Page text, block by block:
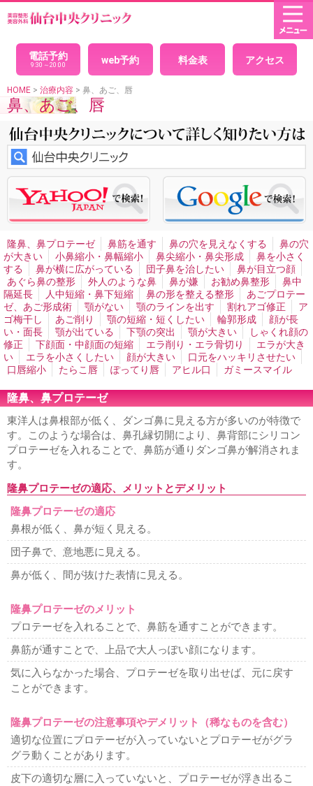
HOME
× 閉じる
パッチリ目デカ目二重
二重埋没法
腫れない二重 埋没法の経過
腫れないパッチ
リ目
印象を変えないで綺麗になりたい、クイック二重
自
然な二重
黒目整形
の戻らない二重
い
二重全切開法
二重左右差修正
平行二重 末広二重
セクシー二重ネコ目
整形
二重の幅を広げたい
まつ毛の生え際が見える二重
アイプチかぶれ
顔面の非対称・バランス
男性二重切開法
イケメン二重
目尻切開
切れ長の目 目の横幅を広げる 眼瞼下垂
切ら
ない眼瞼下垂
目つき矯正 眼瞼下垂による左右差
ハード
コンタクトによる眼瞼下垂
腫れない眼瞼下垂
重症眼瞼下
上まぶたのたるみとり
目の下のシワたるみ取りクマ消
膨らみ取り
切らないタルミ取り手術 離れ目
幼く見える
顔の整形
魅力的な目元整形 目と眉を近づける
くぼみ目
治療
プチ整形
目の下ヒアルロン酸注入
目の周りのシワ
涙袋形成、涙堂
形成
法令線ヒアルロン酸注入 口周りのシワ取り
口角ヒ
アルロン酸注入
上唇のシワ取りヒアルロン酸注入
エラ小
顔注射
小顔になりたい 鼻ヒアルロン酸注入
男性の隆鼻
ヒアルロン酸
顎ヒアルロン酸注入
ホホの窪みヒアルロン
酸注入
男性シワ取り 歯茎が見える
鼻、あご、唇
隆鼻、鼻プロテーゼ
鼻筋を通す
鼻の穴を見えなくする
鼻の穴が大きい
小鼻縮小・鼻幅縮小
鼻尖縮小・鼻尖形成
鼻を小さくする
鼻が横に広がっている
団子鼻を治したい
鼻が目立つ顔
あぐら鼻の整形 外人のような鼻
鼻が嫌
ラインを出す
割れアゴ修正 アゴ梅干し
短縮・短くしたい
輪郭形成 顔が長い・面長
顎が出てい
る
下顎の突出 顎が大きい
中顔面の短縮
エラ削り・エラ骨切り
を小さくしたい
顔が大きい
唇縮小
たらこ唇 ぽってり唇
若返り
消したい
顔のたるみ
脂肪吸引
顔、首の脂肪吸引
ホホ、アゴの脂肪吸引
顔のラインをシ
ャープに
顔痩せ・顔太り 二重顎を治したい
二の腕の脂
肪吸引
耳の美容整形
難易度の高い美容整形
カミングアウト整形
可愛くなりたい
綺麗になりたい
お任せ美容整形
整形シンデレラ 美人になりたい
電話予約
9:30～20:00 web予約 料金表 アクセス
HOME > 治療内容 > 鼻、あご、唇
鼻、あご、唇
隆鼻、鼻プロテーゼ 鼻筋を通す 鼻の穴を見えなくする
鼻の穴
が大きい
小鼻縮小・鼻幅縮小 鼻尖縮小・鼻尖形成
鼻を小さく
する
鼻が横に広がっている 団子鼻を治したい
鼻が目立つ顔
あぐら鼻の整形
外人のような鼻 鼻が嫌 お勧め鼻整形
鼻中
隔延長
人中短縮・鼻下短縮 鼻の形を整える整形
あごプロテー
ゼ、あご形成術
顎がない 顎のラインを出す 割れアゴ修正
ア
ゴ梅干し
あご削り 顎の短縮・短くしたい 輪郭形成
顔が長
い・面長
顎が出ている 下顎の突出 顎が大きい
しゃくれ顔の
修正
下顔面・中顔面の短縮 エラ削り・エラ骨切り
エラが大き
い
エラを小さくしたい 顔が大きい
口元をハッキリさせたい
口唇縮小
たらこ唇 ぽってり唇 アヒル口 ガミースマイル
隆鼻、鼻プロテーゼ
東洋人は鼻根部が低く、ダンゴ鼻に見える方が多いのが特徴で
す。このような場合は、鼻孔縁切開により、鼻背部にシリコン
プロテーゼを入れることで、鼻筋が通りダンゴ鼻が解消されま
す。
隆鼻プロテーゼの適応、メリットとデメリット
隆鼻プロテーゼの適応
鼻根が低く、鼻が短く見える。
団子鼻で、意地悪に見える。
鼻が低く、間が抜けた表情に見える。
隆鼻プロテーゼのメリット
プロテーゼを入れることで、鼻筋を通すことができます。
鼻筋が通すことで、上品で大人っぽい顔になります。
気に入らなかった場合、プロテーゼを取り出せば、元に戻す
ことができます。
隆鼻プロテーゼの注意事項やデメリット（稀なものを含む）
適切な位置にプロテーゼが入っていないとプロテーゼがグラ
グラ動くことがあります。
皮下の適切な層に入っていないと、プロテーゼが浮き出るこ